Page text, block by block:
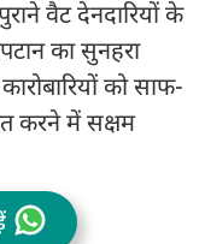
वैट देनदारियों के
का सुनहरा
को साफ-
करने में सक्षम